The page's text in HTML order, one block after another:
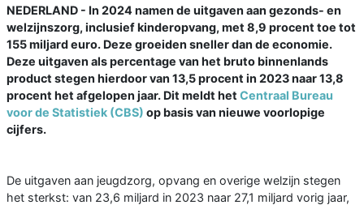
NEDERLAND - In 2024 namen de uitgaven aan gezonds- en
welzijnszorg, inclusief kinderopvang, met 8,9 procent toe tot
155 miljard euro. Deze groeiden sneller dan de economie.
Deze uitgaven als percentage van het bruto binnenlands
product stegen hierdoor van 13,5 procent in 2023 naar 13,8
procent het afgelopen jaar. Dit meldt het Centraal Bureau
voor de Statistiek (CBS) op basis van nieuwe voorlopige
cijfers.
De uitgaven aan jeugdzorg, opvang en overige welzijn stegen
het sterkst: van 23,6 miljard in 2023 naar 27,1 miljard vorig jaar,